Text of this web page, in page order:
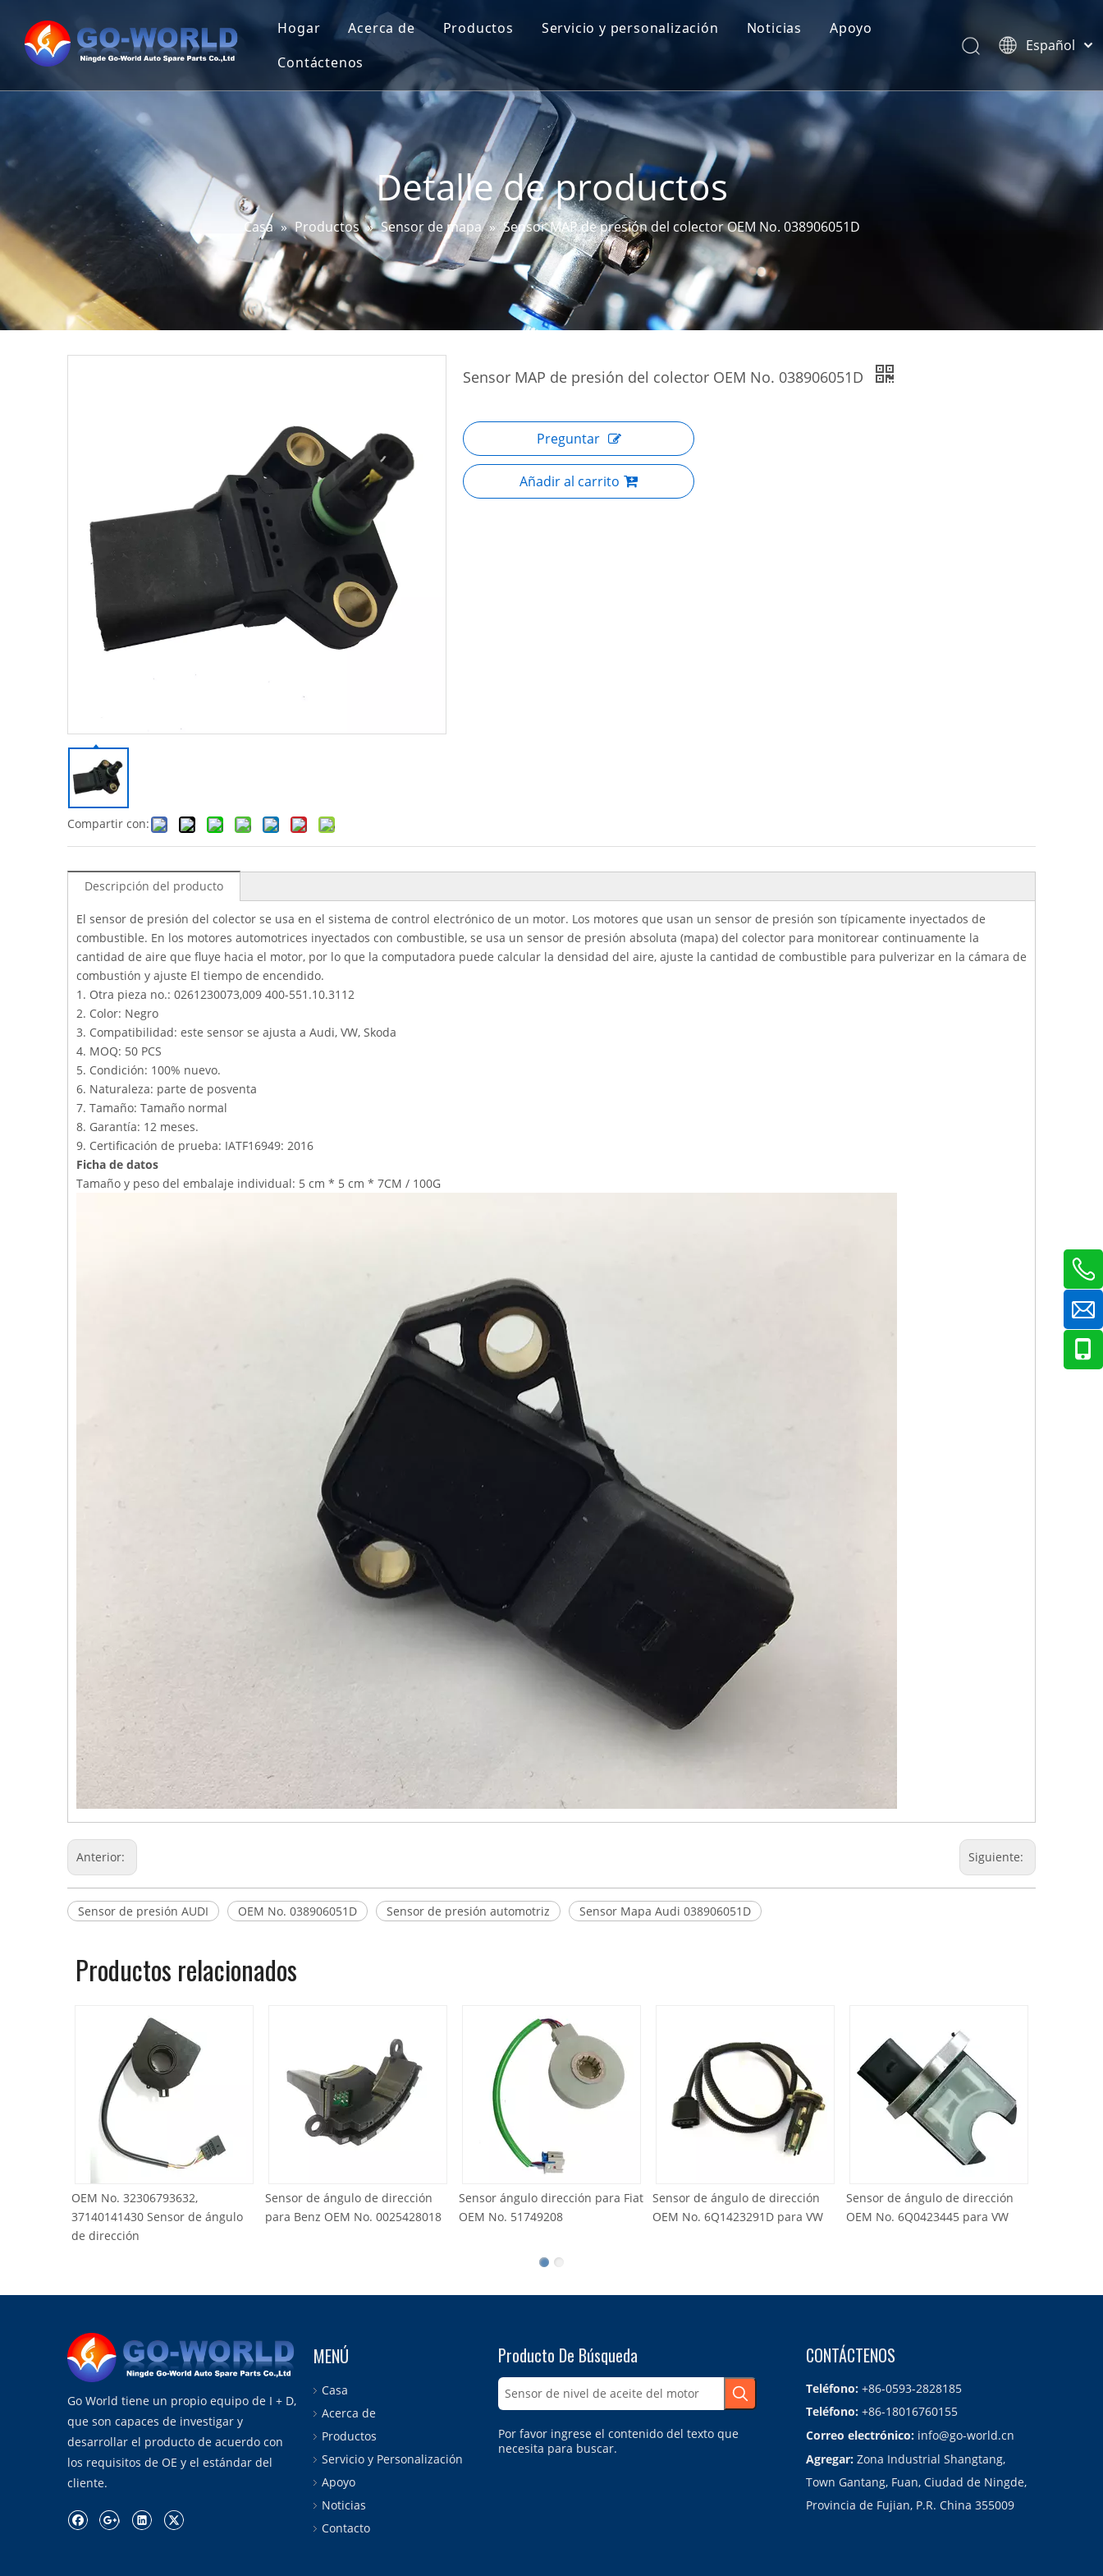
Hogar Acerca de
Perfil de Go-World
I + D
Prueba y certificaciones
Productos
Sensor de nivel de aceite del motor
Sensor de mapa
Sensor de ángulo de dirección
Sensor DPF
Sensor EGT
Sensor de bujía incandescente
Servicio y personalización Noticias Apoyo
Realimentación
Contáctenos
Español
Português
Pусский
Latine
Français
简体中文
English
Detalle de productos
Casa » Productos » Sensor de mapa » Sensor MAP de presión del colector OEM No. 038906051D
Compartir con:
Sensor MAP de presión del colector OEM No. 038906051D
Preguntar
Añadir al carrito
Descripción del producto
El sensor de presión del colector se usa en el sistema de control electrónico de un motor. Los motores que usan un sensor de presión son típicamente inyectados de
combustible. En los motores automotrices inyectados con combustible, se usa un sensor de presión absoluta (mapa) del colector para monitorear continuamente la
cantidad de aire que fluye hacia el motor, por lo que la computadora puede calcular la densidad del aire, ajuste la cantidad de combustible para pulverizar en la cámara de
combustión y ajuste El tiempo de encendido.
1. Otra pieza no.: 0261230073,009 400-551.10.3112
2. Color: Negro
3. Compatibilidad: este sensor se ajusta a Audi, VW, Skoda
4. MOQ: 50 PCS
5. Condición: 100% nuevo.
6. Naturaleza: parte de posventa
7. Tamaño: Tamaño normal
8. Garantía: 12 meses.
9. Certificación de prueba: IATF16949: 2016
Ficha de datos
Tamaño y peso del embalaje individual: 5 cm * 5 cm * 7CM / 100G
Anterior: Siguiente:
Sensor de presión AUDI OEM No. 038906051D Sensor de presión automotriz Sensor Mapa Audi 038906051D
Productos relacionados
OEM No. 32306793632,
37140141430 Sensor de ángulo
de dirección
Sensor de ángulo de dirección
para Benz OEM No. 0025428018
Sensor ángulo dirección para Fiat
OEM No. 51749208
Sensor de ángulo de dirección
OEM No. 6Q1423291D para VW
Sensor de ángulo de dirección
OEM No. 6Q0423445 para VW
Go World tiene un propio equipo de I + D,
que son capaces de investigar y
desarrollar el producto de acuerdo con
los requisitos de OE y el estándar del
cliente.
MENÚ
Casa
Acerca de
Productos
Servicio y Personalización
Apoyo
Noticias
Contacto
Producto De Búsqueda
Por favor ingrese el contenido del texto que
necesita para buscar.
CONTÁCTENOS
Teléfono: +86-0593-2828185
Teléfono: +86-18016760155
Correo electrónico: info@go-world.cn
Agregar: Zona Industrial Shangtang,
Town Gantang, Fuan, Ciudad de Ningde,
Provincia de Fujian, P.R. China 355009